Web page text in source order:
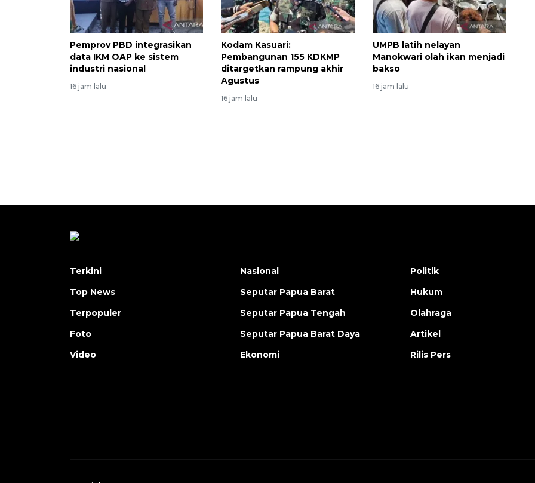
Pemprov PBD integrasikan
data IKM OAP ke sistem
industri nasional
16 jam lalu
Kodam Kasuari:
Pembangunan 155 KDKMP
ditargetkan rampung akhir
Agustus
16 jam lalu
UMPB latih nelayan
Manokwari olah ikan menjadi
bakso
16 jam lalu
Vaksin HPV untuk siswa laki-
Terkini
Top News
Terpopuler
Foto
Video
Nasional
Seputar Papua Barat
Seputar Papua Tengah
Seputar Papua Barat Daya
Ekonomi
Politik
Hukum
Olahraga
Artikel
Rilis Pers